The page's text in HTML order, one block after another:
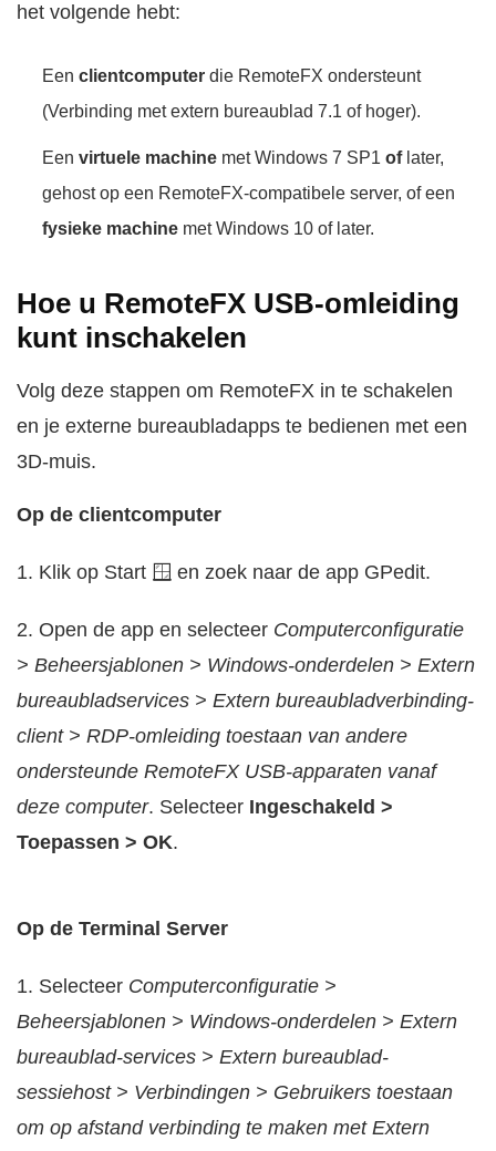
het volgende hebt:
Een clientcomputer die RemoteFX ondersteunt
(Verbinding met extern bureaublad 7.1 of hoger).
Een virtuele machine met Windows 7 SP1 oflater,
gehost op een RemoteFX-compatibele server, of een
fysieke machine met Windows 10 of later.
Hoe u RemoteFX USB-omleiding
kunt inschakelen
Volg deze stappen om RemoteFX in te schakelen
en je externe bureaubladapps te bedienen met een
3D-muis.
Op de clientcomputer
1. Klik op Start 🪟 en zoek naar de app GPedit.
2. Open de app en selecteer Computerconfiguratie
> Beheersjablonen > Windows-onderdelen > Extern
bureaubladservices > Extern bureaubladverbinding-
client > RDP-omleiding toestaan van andere
ondersteunde RemoteFX USB-apparaten vanaf
deze computer. Selecteer Ingeschakeld >
Toepassen > OK.
Op de Terminal Server
1. Selecteer Computerconfiguratie >
Beheersjablonen > Windows-onderdelen > Extern
bureaublad-services > Extern bureaublad-
sessiehost > Verbindingen > Gebruikers toestaan
om op afstand verbinding te maken met Extern